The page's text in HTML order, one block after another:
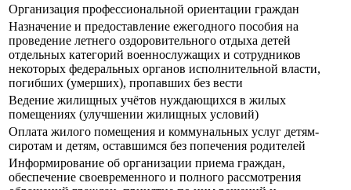
Организация профессиональной ориентации граждан
Назначение и предоставление ежегодного пособия на
проведение летнего оздоровительного отдыха детей
отдельных категорий военнослужащих и сотрудников
некоторых федеральных органов исполнительной власти,
погибших (умерших), пропавших без вести
Ведение жилищных учётов нуждающихся в жилых
помещениях (улучшении жилищных условий)
Оплата жилого помещения и коммунальных услуг детям-
сиротам и детям, оставшимся без попечения родителей
Информирование об организации приема граждан,
обеспечение своевременного и полного рассмотрения